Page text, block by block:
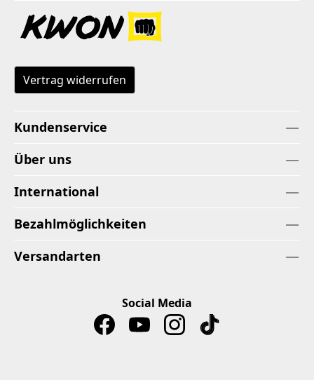
Vertrag widerrufen
Kundenservice
Über uns
International
Bezahlmöglichkeiten
Versandarten
Social Media